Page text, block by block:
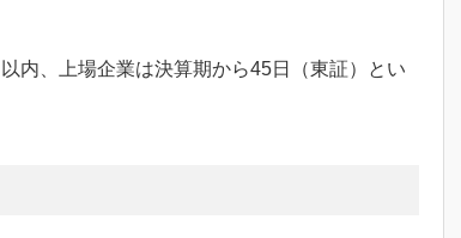
内、上場企業は決算期から45日（東証）とい